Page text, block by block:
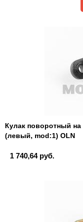
Кулак поворотный на
(левый, mod:1) OLN
1 740,64 руб.